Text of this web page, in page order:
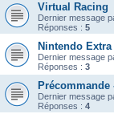
Virtual Racing
Dernier message
Réponses : 5
Nintendo
Dernier message
Réponses : 3
Précommande
Dernier message
Réponses : 4